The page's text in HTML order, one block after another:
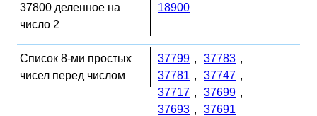
37800 деленное на
число 2
18900
Список 8-ми простых
чисел перед числом
37799 , 37783 ,
37781 , 37747 ,
37717 , 37699 ,
37693 , 37691